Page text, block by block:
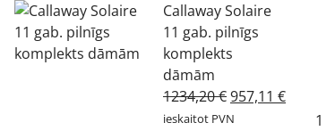
Callaway Solaire
11 gab. pilnīgs
komplekts
dāmām
1234,20€Original
price
957,11 €Current
price
ieskaitot PVN
1